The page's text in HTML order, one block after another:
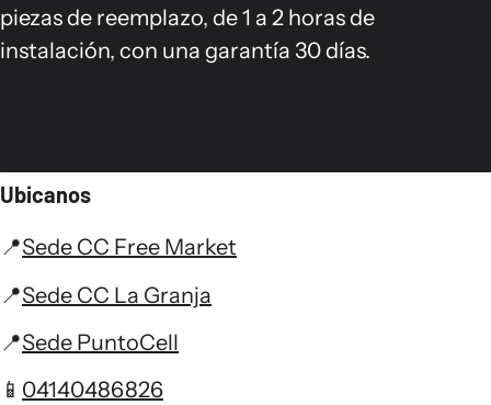
piezas de reemplazo, de 1 a 2 horas de
instalación, con una garantía 30 días.
Ubicanos
📍Sede CC Free Market
📍Sede CC La Granja
📍Sede PuntoCell
📱 04140486826